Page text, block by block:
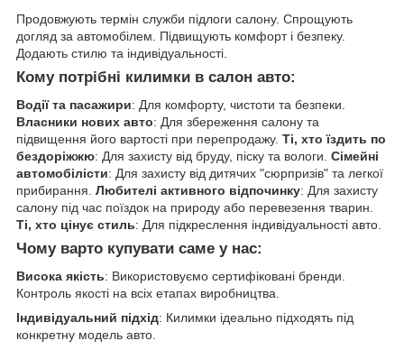
Продовжують термін служби підлоги салону. Спрощують
догляд за автомобілем. Підвищують комфорт і безпеку.
Додають стилю та індивідуальності.
Кому потрібні килимки в салон авто:
Водії та пасажири: Для комфорту, чистоти та безпеки.
Власники нових авто: Для збереження салону та
підвищення його вартості при перепродажу. Ті, хто їздить по
бездоріжжю: Для захисту від бруду, піску та вологи. Сімейні
автомобілісти: Для захисту від дитячих "сюрпризів" та легкої
прибирання. Любителі активного відпочинку: Для захисту
салону під час поїздок на природу або перевезення тварин.
Ті, хто цінує стиль: Для підкреслення індивідуальності авто.
Чому варто купувати саме у нас:
Висока якість: Використовуємо сертифіковані бренди.
Контроль якості на всіх етапах виробництва.
Індивідуальний підхід: Килимки ідеально підходять під
конкретну модель авто.